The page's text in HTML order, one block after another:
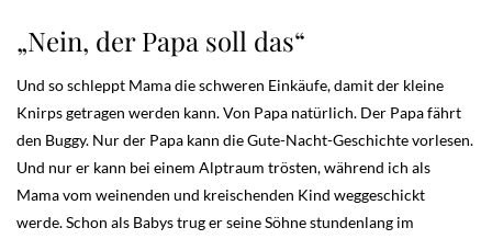
„Nein, der Papa soll das“
Und so schleppt Mama die schweren Einkäufe, damit der kleine
Knirps getragen werden kann. Von Papa natürlich. Der Papa fährt
den Buggy. Nur der Papa kann die Gute-Nacht-Geschichte vorlesen.
Und nur er kann bei einem Alptraum trösten, während ich als
Mama vom weinenden und kreischenden Kind weggeschickt
werde. Schon als Babys trug er seine Söhne stundenlang im